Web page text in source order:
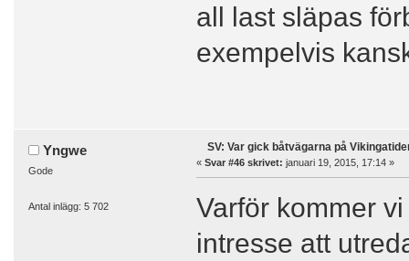
all last släpas
exempelvis
Yngwe
Gode
Antal inlägg: 5 702
SV: Var gick båtvägarna på
« Svar #46 skrivet: januari 19, 2015, 17:14 »
Varför kommer
intresse att